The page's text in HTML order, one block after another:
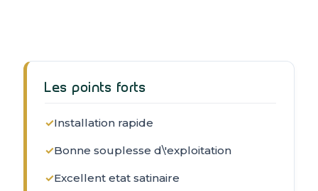
Les points forts
✓Installation rapide
✓Bonne souplesse d\'exploitation
✓Excellent etat satinaire